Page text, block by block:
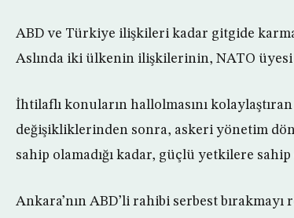
ABD ve Türkiye ilişkileri kadar gitgide
Aslında iki ülkenin ilişkilerinin, NATO üyesi
İhtilaflı konuların hallolmasını
değişikliklerinden sonra, askeri yönetim
sahip olamadığı kadar, güçlü yetkilere sahip
Ankara’nın ABD’li rahibi serbest